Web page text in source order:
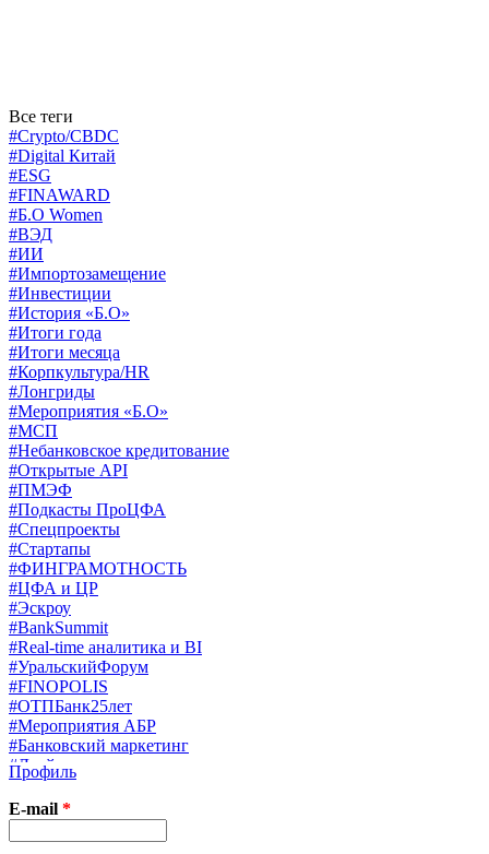
Все теги
#Crypto/CBDC
#Digital Китай
#ESG
#FINAWARD
#Б.О Women
#ВЭД
#ИИ
#Импортозамещение
#Инвестиции
#История «Б.О»
#Итоги года
#Итоги месяца
#Корпкультура/HR
#Лонгриды
#Мероприятия «Б.О»
#МСП
#Небанковское кредитование
#Открытые API
#ПМЭФ
#Подкасты ПроЦФА
#Спецпроекты
#Стартапы
#ФИНГРАМОТНОСТЬ
#ЦФА и ЦР
#Эскроу
#BankSummit
#Real-time аналитика и BI
#УральскийФорум
#FINOPOLIS
#ОТПБанк25лет
#Мероприятия АБР
#Банковский маркетинг
#Драйверы страхования
#Финконгресс ЦБ
#PB&WM
#UX/CX
#Экосистемы
Профиль
E-mail *